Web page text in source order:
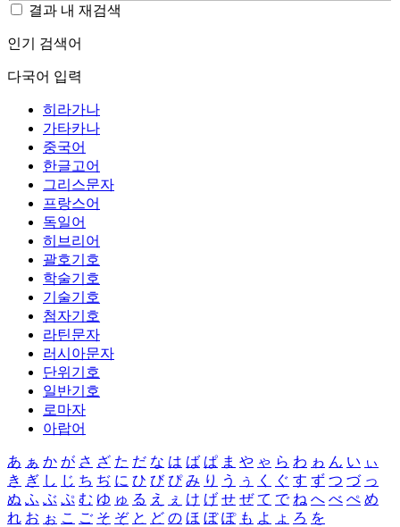
결과 내 재검색
인기 검색어
다국어 입력
히라가나
가타카나
중국어
한글고어
그리스문자
프랑스어
독일어
히브리어
괄호기호
학술기호
기술기호
첨자기호
라틴문자
러시아문자
단위기호
일반기호
로마자
아랍어
あ ぁ か が さ ざ た だ な は ば ぱ ま や ゃ ら わ ゎ ん い ぃ
き ぎ し じ ち ぢ に ひ び ぴ み り う ぅ く ぐ す ず つ づ っ
ぬ ふ ぶ ぷ む ゆ ゅ る え ぇ け げ せ ぜ て で ね へ べ ぺ め
れ お ぉ こ ご そ ぞ と ど の ほ ぼ ぽ も よ ょ ろ を